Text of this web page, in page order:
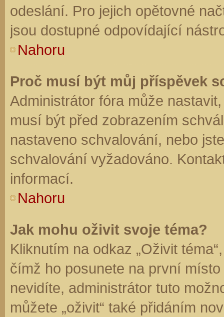
odeslání. Pro jejich opětovné
jsou dostupné odpovídající
Nahoru
Proč musí být můj příspěvek
Administrátor fóra může
musí být před zobrazením
nastaveno schvalování, nebo
schvalování vyžadováno.
informací.
Nahoru
Jak mohu oživit svoje téma?
Kliknutím na odkaz „Oživit
čímž ho posunete na první
nevidíte, administrátor tuto
můžete „oživit“ také přidáním